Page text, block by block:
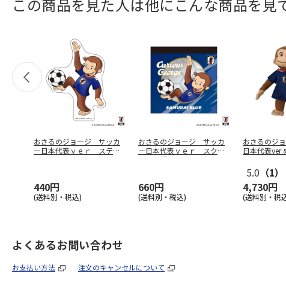
この商品を見た人は他にこんな商品を見
おさるのジョージ サッカ
ー日本代表ｖｅｒ ステッ
カー
440円
(送料別・税込)
おさるのジョージ サッカ
ー日本代表ｖｅｒ スクエ
アメモ帳
660円
(送料別・税込)
おさるのジ
日本代表ver
5.0 （1）
4,730円
(送料別・税
よくあるお問い合わせ
お支払い方法 注文のキャンセルについて